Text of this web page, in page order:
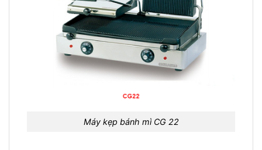
Máy kẹp bánh mì CG 22